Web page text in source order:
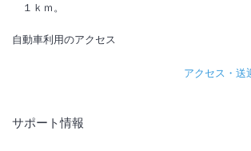
１ｋｍ。
自動車利用のアクセス
アクセス・送
サポート情報